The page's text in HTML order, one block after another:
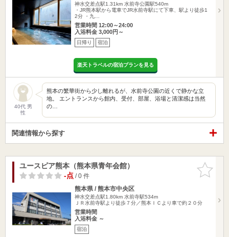
神水交差点駅1.31km 水前寺公園駅540m
・JR熊本駅から電車でJR水前寺駅にて下車、駅より徒歩1
2分 ・九…
営業時間 12:00～24:00
入浴料金 3,000円～
日帰り 宿泊
楽天トラベルの宿泊プランを見る
40代 男
性
熊本の繁華街から少し離れるが、水前寺公園の近くで静かな立
地。 エントランスから館内、受付、部屋、浴場と清潔感は当然
の…
関連情報から探す
お気に入
りに追加
ユースピア熊本（熊本県青年会館）
-点/ 0 件
熊本県 / 熊本市中央区
神水交差点駅1.80km 水前寺駅534m
ＪＲ水前寺駅より徒歩７分／熊本ＩＣより車で約２０分
営業時間
入浴料金 ～
宿泊